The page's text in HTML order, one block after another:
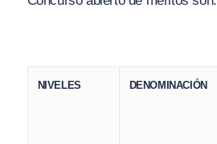
NIVELES DENOMINACIÓN